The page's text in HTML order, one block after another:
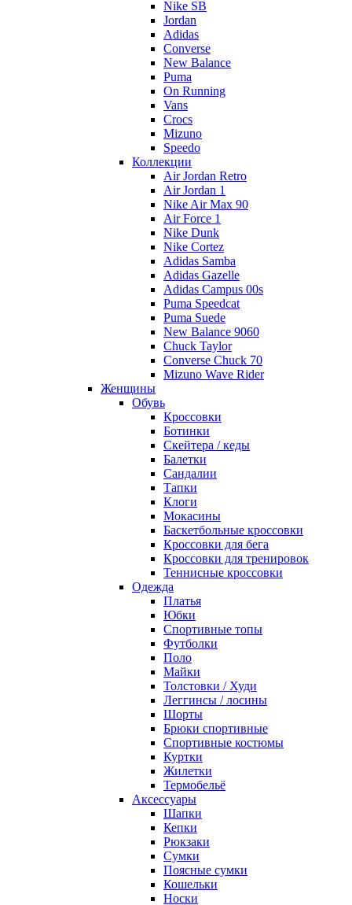
Nike SB
Jordan
Adidas
Converse
New Balance
Puma
On Running
Vans
Crocs
Mizuno
Speedo
Коллекции
Air Jordan Retro
Air Jordan 1
Nike Air Max 90
Air Force 1
Nike Dunk
Nike Cortez
Adidas Samba
Adidas Gazelle
Adidas Campus 00s
Puma Speedcat
Puma Suede
New Balance 9060
Chuck Taylor
Converse Chuck 70
Mizuno Wave Rider
Женщины
Обувь
Кроссовки
Ботинки
Скейтера / кеды
Балетки
Сандалии
Тапки
Клоги
Мокасины
Баскетбольные кроссовки
Кроссовки для бега
Кроссовки для тренировок
Теннисные кроссовки
Одежда
Платья
Юбки
Спортивные топы
Футболки
Поло
Майки
Толстовки / Худи
Леггинсы / лосины
Шорты
Брюки спортивные
Спортивные костюмы
Куртки
Жилетки
Термобельё
Аксессуары
Шапки
Кепки
Рюкзаки
Сумки
Поясные сумки
Кошельки
Носки